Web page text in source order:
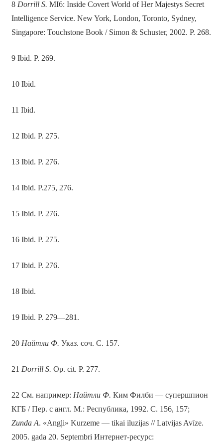
8 Dorrill S. MI6: Inside Covert World of Her Majestys Secret
Intelligence Service. New York, London, Toronto, Sydney,
Singapore: Touchstone Book / Simon & Schuster, 2002. P. 268.
9 Ibid. P. 269.
10 Ibid.
11 Ibid.
12 Ibid. P. 275.
13 Ibid. P. 276.
14 Ibid. P.275, 276.
15 Ibid. P. 276.
16 Ibid. P. 275.
17 Ibid. P. 276.
18 Ibid.
19 Ibid. P. 279—281.
20 Найтли Ф. Указ. соч. С. 157.
21 Dorrill S. Op. cit. P. 277.
22 См. например: Найтли Ф. Ким Филби — супершпион
КГБ / Пер. с англ. М.: Республика, 1992. С. 156, 157;
Zunda A. «Angļi» Kurzeme — tikai iluzijas // Latvijas Avīze.
2005. gada 20. Septembri Интернет-ресурс: